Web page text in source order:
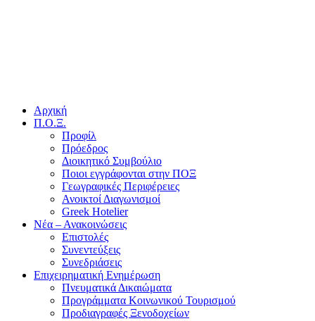
Αρχική
Π.Ο.Ξ.
Προφίλ
Πρόεδρος
Διοικητικό Συμβούλιο
Ποιοι εγγράφονται στην ΠΟΞ
Γεωγραφικές Περιφέρειες
Ανοικτοί Διαγωνισμoί
Greek Hotelier
Νέα – Ανακοινώσεις
Επιστολές
Συνεντεύξεις
Συνεδριάσεις
Επιχειρηματική Ενημέρωση
Πνευματικά Δικαιώματα
Προγράμματα Κοινωνικού Τουρισμού
Προδιαγραφές Ξενοδοχείων